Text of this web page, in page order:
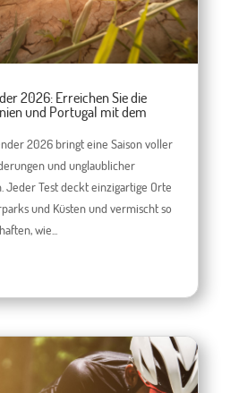
2026: Erreichen Sie die
und Portugal mit dem
2026 bringt eine Saison voller
und unglaublicher
Jeder Test deckt einzigartige Orte
und Küsten und vermischt so
wie...